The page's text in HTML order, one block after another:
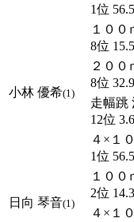
1位
小林 優希(1)
１００
8位
２００
8位
走幅跳
12位
４×１
1位
日向 琴音(1)
１００
2位
４×１